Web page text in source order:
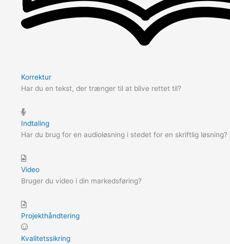
Korrektur
Har du en tekst, der trænger til at blive rettet til?
Indtaling
Har du brug for en audioløsning i stedet for en skriftlig løsning?
Video
Bruger du video i din markedsføring?
Projekthåndtering
Kvalitetssikring